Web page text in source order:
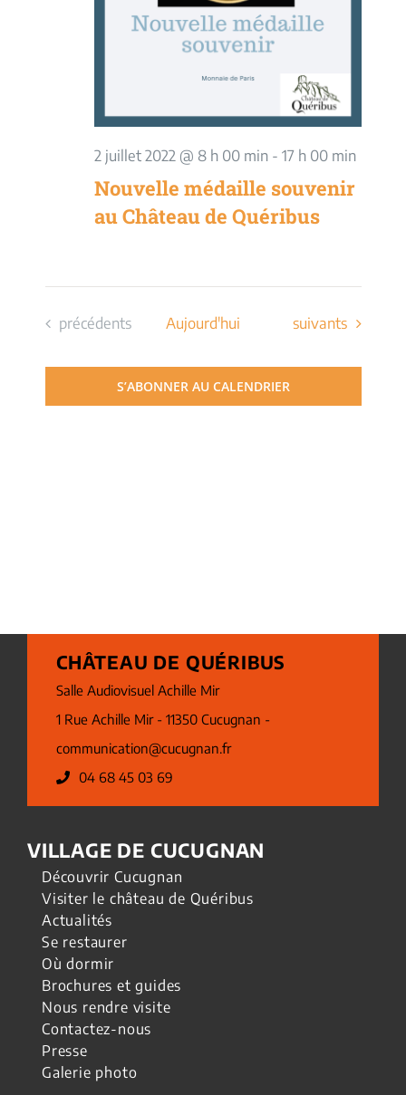
2 juillet 2022 @ 8 h 00 min- 17 h 00 min
Nouvelle médaille souvenir
au Château de Quéribus
Évènements
précédents Aujourd'hui Évènements
suivants
S’ABONNER AU CALENDRIER
CHÂTEAU DE QUÉRIBUS
Salle Audiovisuel Achille Mir
1 Rue Achille Mir - 11350 Cucugnan -
communication@cucugnan.fr
04 68 45 03 69
VILLAGE DE CUCUGNAN
Découvrir Cucugnan
Visiter le château de Quéribus
Actualités
Se restaurer
Où dormir
Brochures et guides
Nous rendre visite
Contactez-nous
Presse
Galerie photo